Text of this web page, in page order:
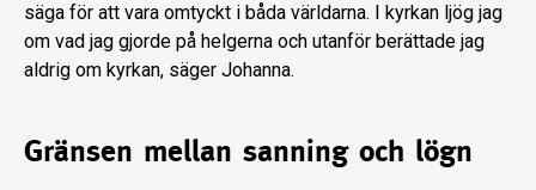
säga för att vara omtyckt i båda världarna. I kyrkan ljög jag
om vad jag gjorde på helgerna och utanför berättade jag
aldrig om kyrkan, säger Johanna.
Gränsen mellan sanning och lögn